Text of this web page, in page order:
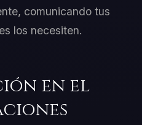
comunicando tus
los necesiten.
en el